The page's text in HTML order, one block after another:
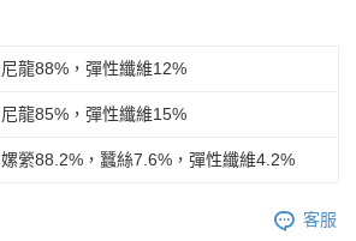
尼龍88%，彈性纖維12%
尼龍85%，彈性纖維15%
嫘縈88.2%，蠶絲7.6%，彈性纖維4.2%
客服